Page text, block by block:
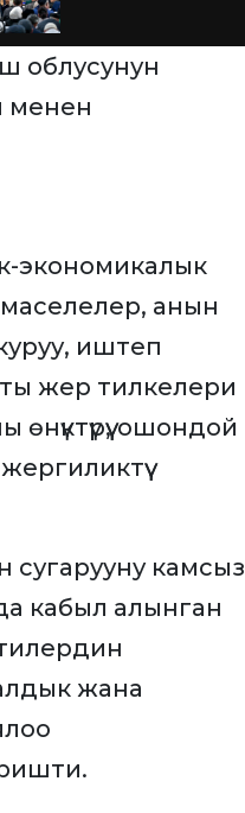
облусунун
менен
экономикалык
маселелер, анын
иштеп
жер тилкелери
ошондой
камсыз
кабыл алынган
жана